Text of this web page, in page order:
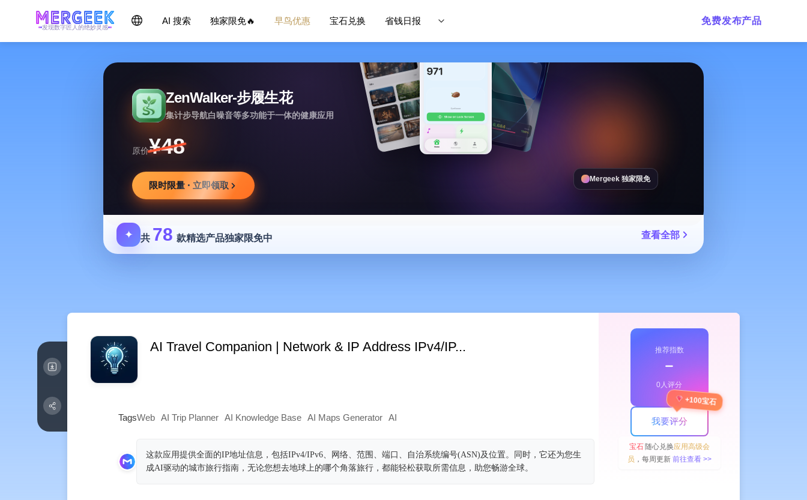
发现数字匠人的绝妙灵感
AI 搜索 独家限免🔥 早鸟优惠 宝石兑换 省钱日报 免费发布产品
ZenWalker-步履生花
集计步导航白噪音等多功能于一体的健康应用
原价¥48
限时限量 · 立即领取
Mergeek 独家限免
✦ 共 78 款精选产品独家限免中 查看全部
AI Travel Companion | Network & IP Address IPv4/IP...
TagsWeb AI Trip Planner AI Knowledge Base AI Maps Generator AI
这款应用提供全面的IP地址信息，包括IPv4/IPv6、网络、范围、端口、自治系统编号(ASN)及位置。同时，它还为您生
成AI驱动的城市旅行指南，无论您想去地球上的哪个角落旅行，都能轻松获取所需信息，助您畅游全球。
推荐指数
﹣
0人评分
我要评分
+100宝石
宝石随心兑换应用高级会
员 ，每周更新 前往查看 >>